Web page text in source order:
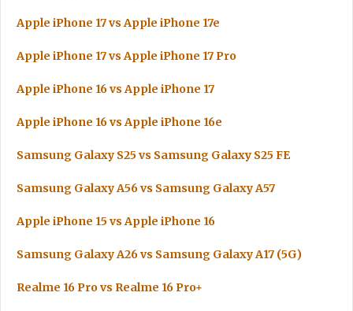
Apple iPhone 17 vs Apple iPhone 17e
Apple iPhone 17 vs Apple iPhone 17 Pro
Apple iPhone 16 vs Apple iPhone 17
Apple iPhone 16 vs Apple iPhone 16e
Samsung Galaxy S25 vs Samsung Galaxy S25 FE
Samsung Galaxy A56 vs Samsung Galaxy A57
Apple iPhone 15 vs Apple iPhone 16
Samsung Galaxy A26 vs Samsung Galaxy A17 (5G)
Realme 16 Pro vs Realme 16 Pro+